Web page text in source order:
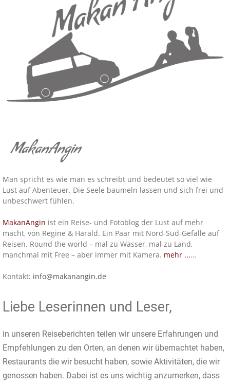
MakanAngin
Man spricht es wie man es schreibt und bedeutet so viel wie
Lust auf Abenteuer. Die Seele baumeln lassen und sich frei und
unbeschwert fühlen.
MakanAngin ist ein Reise- und Fotoblog der Lust auf mehr
macht, von Regine & Harald. Ein Paar mit Nord-Süd-Gefälle auf
Reisen. Round the world – mal zu Wasser, mal zu Land,
manchmal mit Free – aber immer mit Kamera. mehr ...…
Kontakt: info@makanangin.de
Liebe Leserinnen und Leser,
in unseren Reiseberichten teilen wir unsere Erfahrungen und
Empfehlungen zu den Orten, an denen wir übernachtet haben,
Restaurants die wir besucht haben, sowie Aktivitäten, die wir
genossen haben. Dabei ist es uns wichtig anzumerken, dass